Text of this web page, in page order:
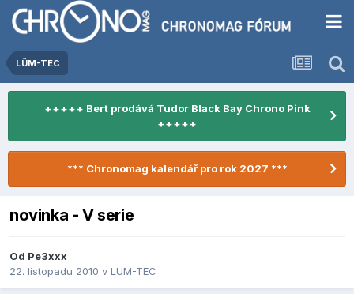
LÜM-TEC
+++++ Bert prodává Tudor Black Bay Chrono Pink
+++++
*** Chronomag kalendář pro rok 2027 ***
novinka - V serie
Od Pe3xxx
22. listopadu 2010 v LÜM-TEC